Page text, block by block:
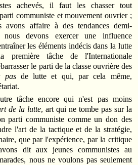
achevés, il faut les chasser tout
communiste et mouvement ouvrier ;
avons affaire à des tendances demi-
nous devons exercer une influence
les éléments indécis dans la lutte
première tâche de l'Internationale
le parti de la classe ouvrière des
pasde lutte et qui, par cela même,
tâche encore qui n'est pas moins
de la lutte, art qui ne tombe pas sur la
parti communiste comme un don des
l'art de la tactique et de la stratégie,
que par l'expérience, par la critique
dit aux jeunes communistes au
nous ne voulons pas seulement